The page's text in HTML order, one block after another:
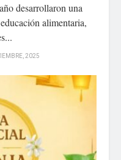
desarrollaron una
alimentaria,
2025